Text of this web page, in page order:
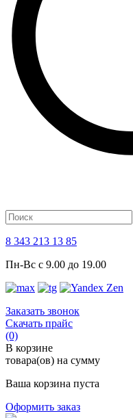
8 343 213 13 85
Пн-Вс с 9.00 до 19.00
Заказать звонок
Скачать прайс
(0)
В корзине
товара(ов) на сумму
Ваша корзина пуста
Оформить заказ